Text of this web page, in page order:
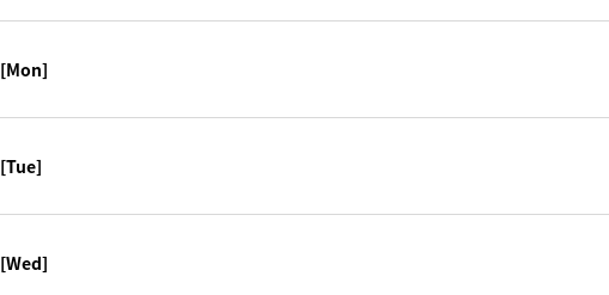
[Mon]
[Tue]
[Wed]